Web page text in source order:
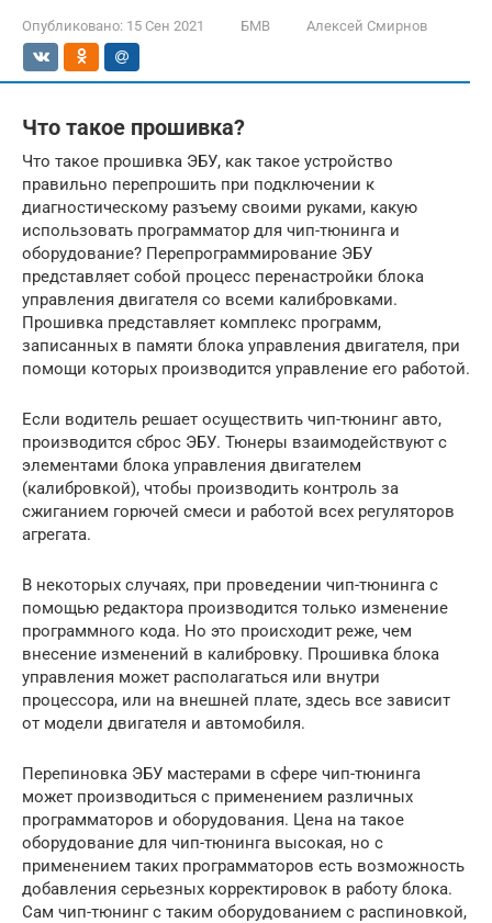
Опубликовано: 15 Сен 2021 БМВ Алексей Смирнов
Что такое прошивка?
Что такое прошивка ЭБУ, как такое устройство
правильно перепрошить при подключении к
диагностическому разъему своими руками, какую
использовать программатор для чип-тюнинга и
оборудование? Перепрограммирование ЭБУ
представляет собой процесс перенастройки блока
управления двигателя со всеми калибровками.
Прошивка представляет комплекс программ,
записанных в памяти блока управления двигателя, при
помощи которых производится управление его работой.
Если водитель решает осуществить чип-тюнинг авто,
производится сброс ЭБУ. Тюнеры взаимодействуют с
элементами блока управления двигателем
(калибровкой), чтобы производить контроль за
сжиганием горючей смеси и работой всех регуляторов
агрегата.
В некоторых случаях, при проведении чип-тюнинга с
помощью редактора производится только изменение
программного кода. Но это происходит реже, чем
внесение изменений в калибровку. Прошивка блока
управления может располагаться или внутри
процессора, или на внешней плате, здесь все зависит
от модели двигателя и автомобиля.
Перепиновка ЭБУ мастерами в сфере чип-тюнинга
может производиться с применением различных
программаторов и оборудования. Цена на такое
оборудование для чип-тюнинга высокая, но с
применением таких программаторов есть возможность
добавления серьезных корректировок в работу блока.
Сам чип-тюнинг с таким оборудованием с распиновкой,